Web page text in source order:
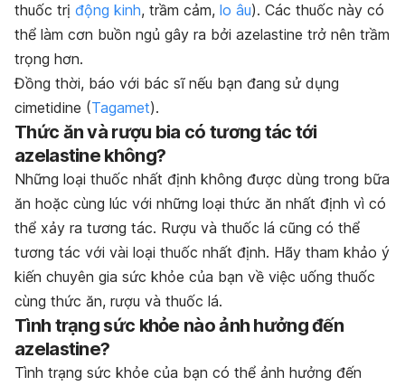
thuốc trị động kinh, trầm cảm, lo âu). Các thuốc này có
thể làm cơn buồn ngủ gây ra bởi azelastine trở nên trầm
trọng hơn.
Đồng thời, báo với bác sĩ nếu bạn đang sử dụng
cimetidine (Tagamet).
Thức ăn và rượu bia có tương tác tới
azelastine không?
Những loại thuốc nhất định không được dùng trong bữa
ăn hoặc cùng lúc với những loại thức ăn nhất định vì có
thể xảy ra tương tác. Rượu và thuốc lá cũng có thể
tương tác với vài loại thuốc nhất định. Hãy tham khảo ý
kiến chuyên gia sức khỏe của bạn về việc uống thuốc
cùng thức ăn, rượu và thuốc lá.
Tình trạng sức khỏe nào ảnh hưởng đến
azelastine?
Tình trạng sức khỏe của bạn có thể ảnh hưởng đến